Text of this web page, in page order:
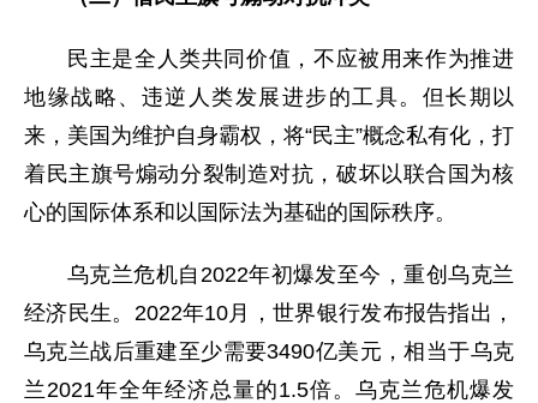
民主是全人类共同价值，不应被用来作为推进
地缘战略、违逆人类发展进步的工具。但长期以
来，美国为维护自身霸权，将“民主”概念私有化，打
着民主旗号煽动分裂制造对抗，破坏以联合国为核
心的国际体系和以国际法为基础的国际秩序。
乌克兰危机自2022年初爆发至今，重创乌克兰
经济民生。2022年10月，世界银行发布报告指出，
乌克兰战后重建至少需要3490亿美元，相当于乌克
兰2021年全年经济总量的1.5倍。乌克兰危机爆发